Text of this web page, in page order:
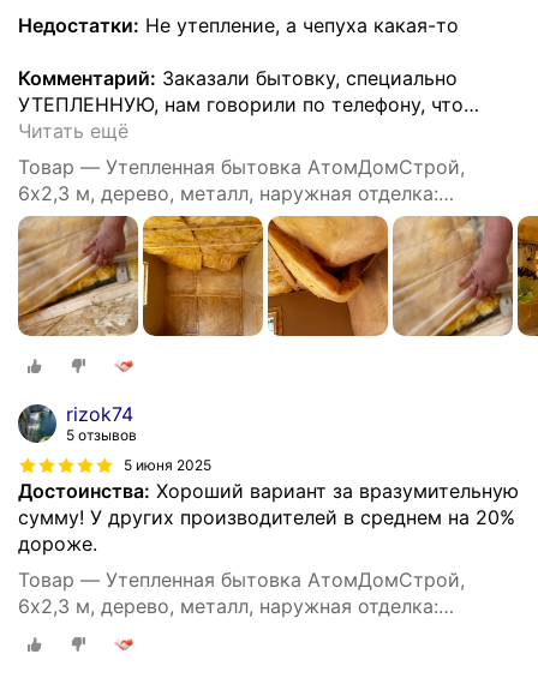
Недостатки: Не утепление, а чепуха какая-то
Комментарий: Заказали бытовку, специально
УТЕПЛЕННУЮ, нам говорили по телефону, что…
Читать ещё
Товар — Утепленная бытовка АтомДомСтрой,
6х2,3 м, дерево, металл, наружная отделка:
профлист
rizok74
5 отзывов
5 июня 2025
Достоинства: Хороший вариант за вразумительную
сумму! У других производителей в среднем на 20%
дороже.
Товар — Утепленная бытовка АтомДомСтрой,
6х2,3 м, дерево, металл, наружная отделка:
профлист